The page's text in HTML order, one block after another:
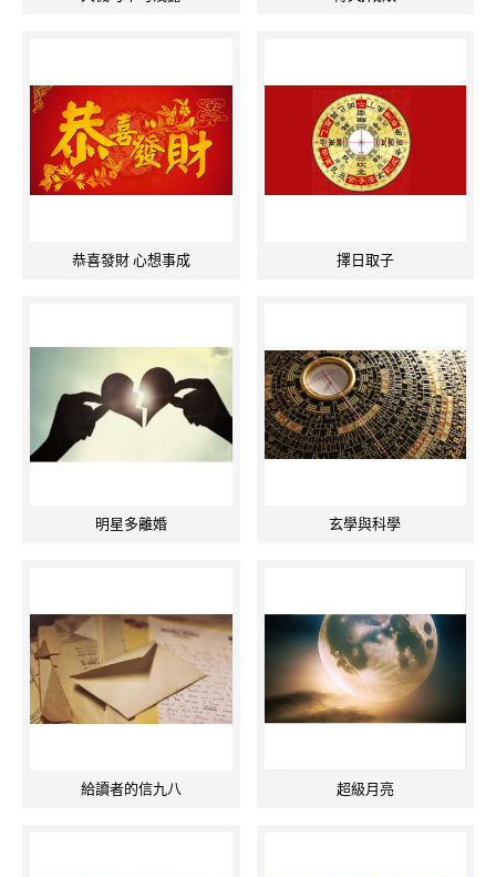
恭喜發財 心想事成 擇日取子
明星多離婚 玄學與科學
給讀者的信九八 超級月亮